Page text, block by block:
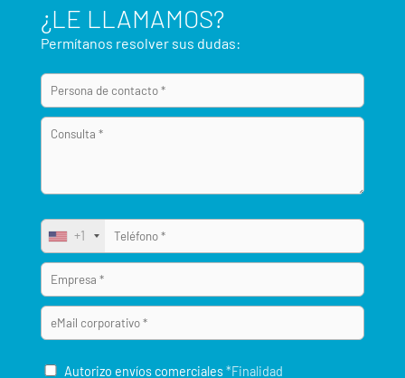
¿LE LLAMAMOS?
Permítanos resolver sus dudas:
+1
Autorizo envíos comerciales*Finalidad